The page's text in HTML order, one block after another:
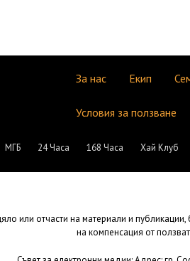
За нас Екип
Условия за ползване
МГБ 24 Часа 168 Часа Хай Клуб
или отчасти на материали и
на компенсация от